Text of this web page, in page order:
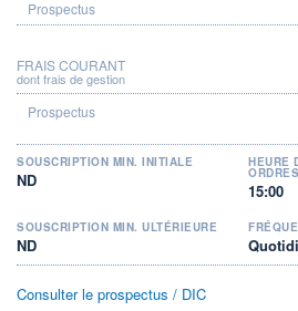
FRAIS COURANT
dont frais de gestion
SOUSCRIPTION MIN. INITIALE
ND
HEURE
ORDRES
15:00
SOUSCRIPTION MIN. ULTÉRIEURE
ND
Consulter le prospectus / DIC